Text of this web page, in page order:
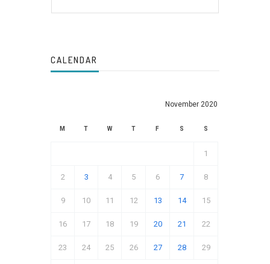
CALENDAR
November 2020
M T W T F S S
1
2 3 4 5 6 7 8
9 10 11 12 13 14 15
16 17 18 19 20 21 22
23 24 25 26 27 28 29